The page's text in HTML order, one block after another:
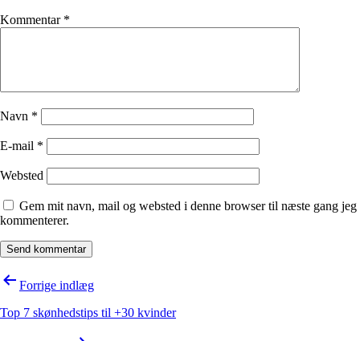
Kommentar *
Navn *
E-mail *
Websted
Gem mit navn, mail og websted i denne browser til næste gang jeg
kommenterer.
Indlægsnavigation
Forrige indlæg
Top 7 skønhedstips til +30 kvinder